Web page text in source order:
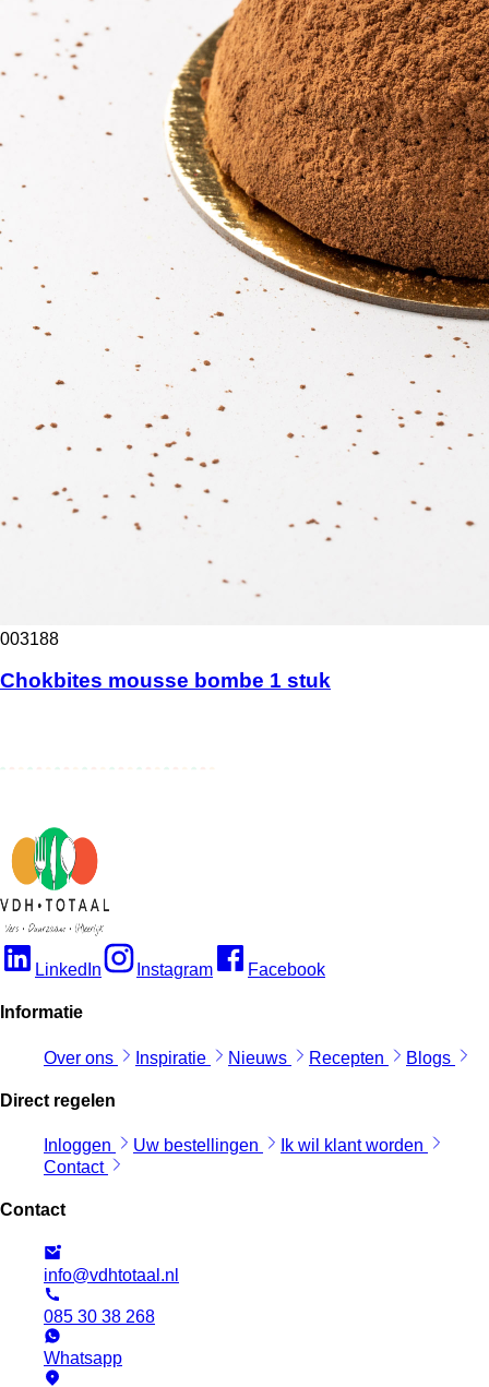
003188
Chokbites mousse bombe 1 stuk
LinkedIn Instagram Facebook
Informatie
Over ons Inspiratie Nieuws Recepten Blogs
Direct regelen
Inloggen Uw bestellingen
Ik wil klant worden
Contact
Contact
info@vdhtotaal.nl
085 30 38 268
Whatsapp